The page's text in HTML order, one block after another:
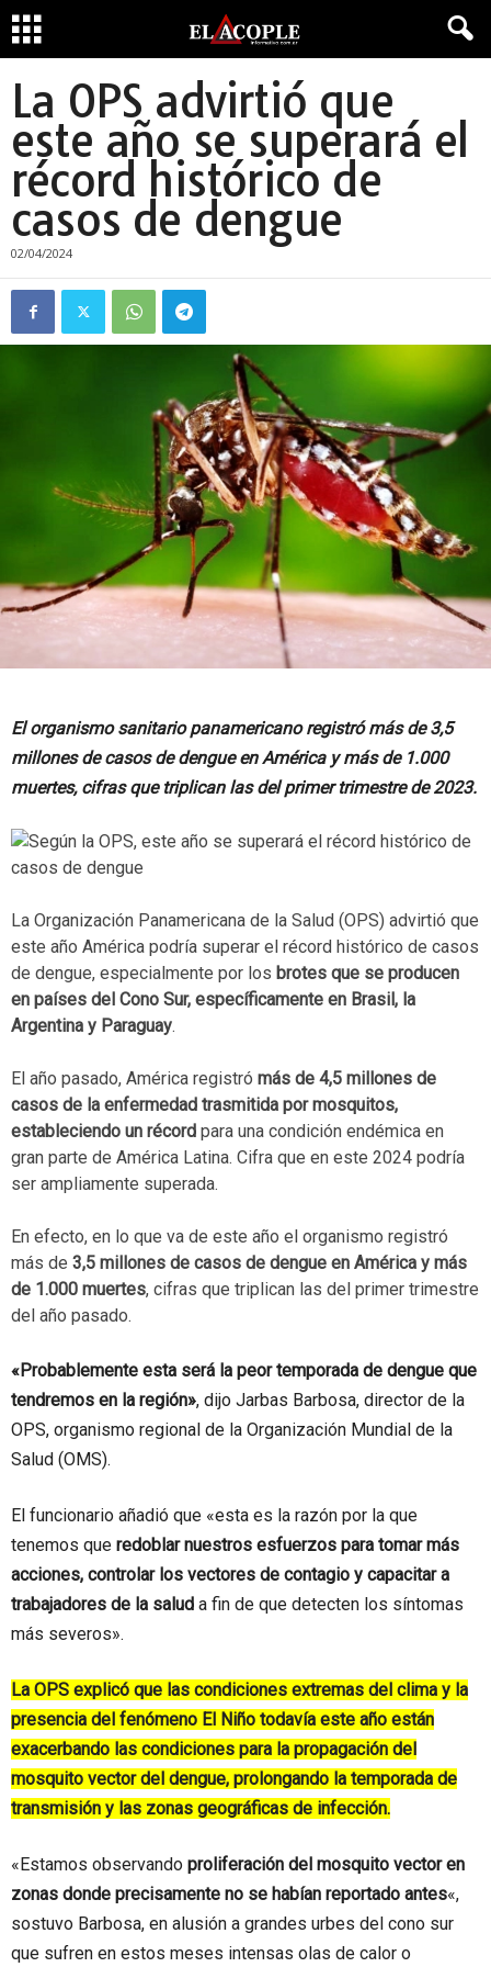
La OPS advirtió que
este año se superará el
récord histórico de
casos de dengue
02/04/2024
El organismo sanitario panamericano registró más de 3,5
millones de casos de dengue en América y más de 1.000
muertes, cifras que triplican las del primer trimestre de 2023.
La Organización Panamericana de la Salud (OPS) advirtió que
este año América podría superar el récord histórico de casos
de dengue, especialmente por los brotes que se producen
en países del Cono Sur, específicamente en Brasil, la
Argentina y Paraguay.
El año pasado, América registró más de 4,5 millones de
casos de la enfermedad trasmitida por mosquitos,
estableciendo un récord para una condición endémica en
gran parte de América Latina. Cifra que en este 2024 podría
ser ampliamente superada.
En efecto, en lo que va de este año el organismo registró
más de 3,5 millones de casos de dengue en América y más
de 1.000 muertes, cifras que triplican las del primer trimestre
del año pasado.
«Probablemente esta será la peor temporada de dengue que
tendremos en la región», dijo Jarbas Barbosa, director de la
OPS, organismo regional de la Organización Mundial de la
Salud (OMS).
El funcionario añadió que «esta es la razón por la que
tenemos que redoblar nuestros esfuerzos para tomar más
acciones, controlar los vectores de contagio y capacitar a
trabajadores de la salud a fin de que detecten los síntomas
más severos».
La OPS explicó que las condiciones extremas del clima y la
presencia del fenómeno El Niño todavía este año están
exacerbando las condiciones para la propagación del
mosquito vector del dengue, prolongando la temporada de
transmisión y las zonas geográficas de infección.
«Estamos observando proliferación del mosquito vector en
zonas donde precisamente no se habían reportado antes«,
sostuvo Barbosa, en alusión a grandes urbes del cono sur
que sufren en estos meses intensas olas de calor o